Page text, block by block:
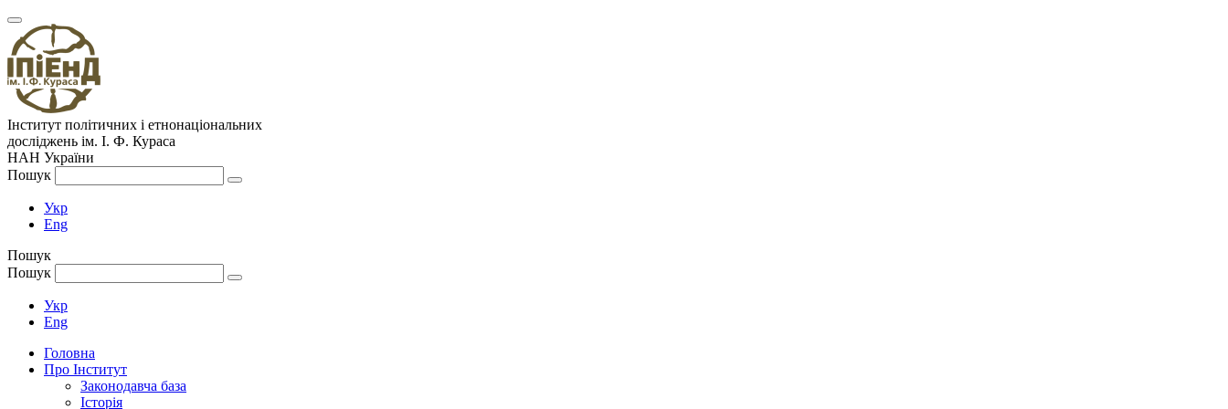
Інститут політичних і етнонаціональних
досліджень ім. І. Ф. Кураса
НАН України
Пошук
Укр
Eng
Пошук
Пошук
Укр
Eng
Головна
Про Інститут
Законодавча база
Історія